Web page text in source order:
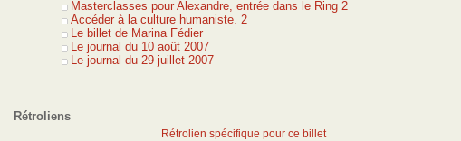
Masterclasses pour Alexandre, entrée dans le Ring 2
Accéder à la culture humaniste. 2
Le billet de Marina Fédier
Le journal du 10 août 2007
Le journal du 29 juillet 2007
Rétroliens
Rétrolien spécifique pour ce billet